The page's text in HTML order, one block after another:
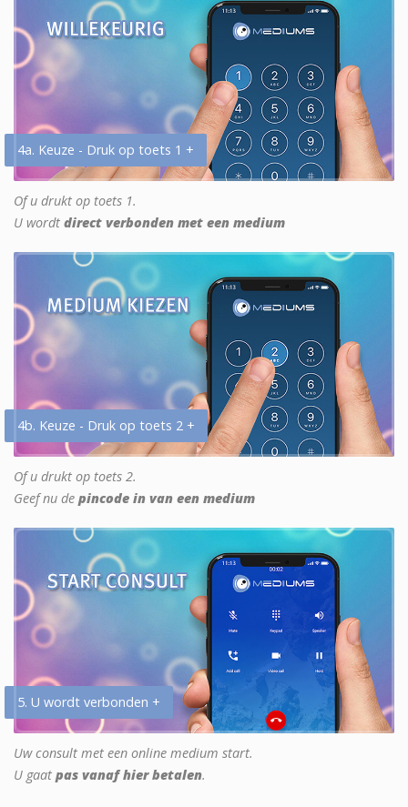
4a. Keuze - Druk op toets 1 +
Of u drukt op toets 1.
U wordt direct verbonden met een medium
4b. Keuze - Druk op toets 2 +
Of u drukt op toets 2.
Geef nu de pincode in van een medium
5. U wordt verbonden +
Uw consult met een online medium start.
U gaat pas vanaf hier betalen.